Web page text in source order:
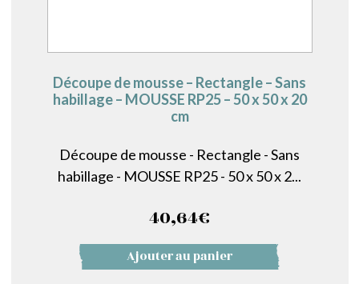
Découpe de mousse – Rectangle – Sans
habillage – MOUSSE RP25 – 50 x 50 x 20
cm
Découpe de mousse - Rectangle - Sans
habillage - MOUSSE RP25 - 50 x 50 x 2...
40,64€
Ajouter au panier